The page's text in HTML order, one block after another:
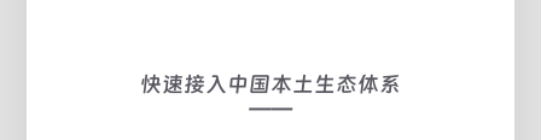
快速接入中国本土生态体系
——